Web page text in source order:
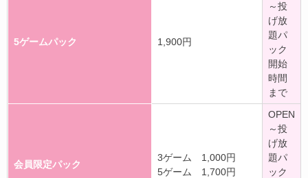
5ゲームパック 1,900円
～投
げ放
題パ
ック
開始
時間
まで
会員限定パック
3ゲーム 1,000円
5ゲーム 1,700円
OPEN
～投
げ放
題パ
ック